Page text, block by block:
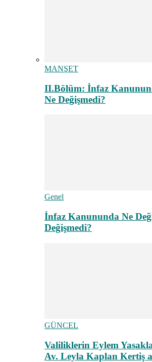
MANŞET
II.Bölüm: İnfaz
Ne Değişmedi?
Genel
İnfaz Kanununda Ne
Değişmedi?
GÜNCEL
Valiliklerin Eylem
Av. Leyla Kaplan Kertiş